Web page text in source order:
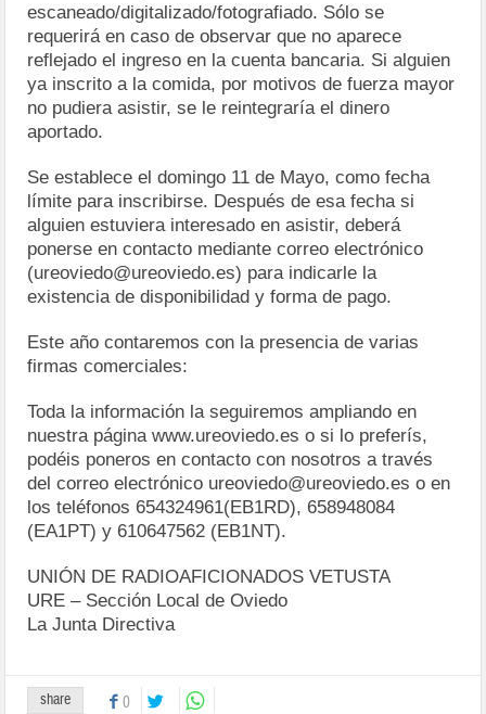
escaneado/digitalizado/fotografiado. Sólo se
requerirá en caso de observar que no aparece
reflejado el ingreso en la cuenta bancaria. Si alguien
ya inscrito a la comida, por motivos de fuerza mayor
no pudiera asistir, se le reintegraría el dinero
aportado.
Se establece el domingo 11 de Mayo, como fecha
límite para inscribirse. Después de esa fecha si
alguien estuviera interesado en asistir, deberá
ponerse en contacto mediante correo electrónico
(ureoviedo@ureoviedo.es) para indicarle la
existencia de disponibilidad y forma de pago.
Este año contaremos con la presencia de varias
firmas comerciales:
Toda la información la seguiremos ampliando en
nuestra página www.ureoviedo.es o si lo preferís,
podéis poneros en contacto con nosotros a través
del correo electrónico ureoviedo@ureoviedo.es o en
los teléfonos 654324961(EB1RD), 658948084
(EA1PT) y 610647562 (EB1NT).
UNIÓN DE RADIOAFICIONADOS VETUSTA
URE – Sección Local de Oviedo
La Junta Directiva
share 0